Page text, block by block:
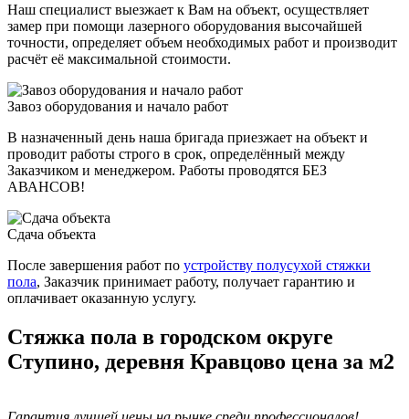
Наш специалист выезжает к Вам на объект, осуществляет
замер при помощи лазерного оборудования высочайшей
точности, определяет объем необходимых работ и производит
расчёт её максимальной стоимости.
Завоз оборудования и нaчaло paбoт
В назначенный день наша бригада приезжает на объект и
проводит работы строго в срок, определённый между
Заказчиком и менеджером. Работы проводятся БЕЗ
АВАНСОВ!
Сдача объекта
После завершения работ по устройству полусухой стяжки
пола, Заказчик принимает работу, получает гарантию и
оплачивает оказанную услугу.
Стяжка пола в городском округе
Ступино, деревня Кравцово цена за м2